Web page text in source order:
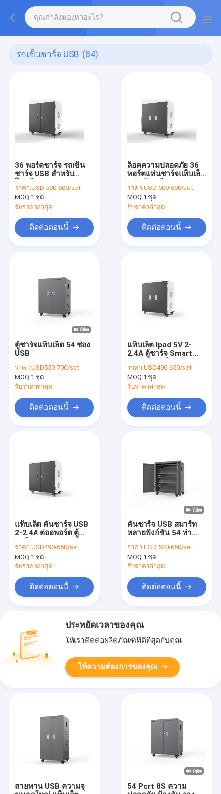
รถเข็นชาร์จ USB (84)
36 พอร์ตชาร์จ รถเข็น
ชาร์จ USB สำหรับ
ราคา:USD 500-600/set
MOQ:1 ชุด
รับราคาล่าสุด
ติดต่อตอนนี้
ล็อคความปลอดภัย 36
พอร์ตแท่นชาร์จแท็บเล็ต
ราคา:USD 500-600/set
MOQ:1 ชุด
รับราคาล่าสุด
ติดต่อตอนนี้
ตู้ชาร์จแท็บเล็ต 54 ช่อง
USB
ราคา:USD550-700/set
MOQ:1 ชุด
รับราคาล่าสุด
ติดต่อตอนนี้
แท็บเล็ต Ipad 5V 2-
2.4A ตู้ชาร์จ Smart
ราคา:USD490-650/set
MOQ:1 ชุด
รับราคาล่าสุด
ติดต่อตอนนี้
แท็บเล็ต คันชาร์จ USB
2-2.4A ต่ออพอร์ต ตู้
ราคา:USD490-650/set
MOQ:1 ชุด
รับราคาล่าสุด
ติดต่อตอนนี้
คันชาร์จ USB สมาร์ท
หลายฟังก์ชัน 54 ท่า
ราคา:USD 520-650/set
MOQ:1 ชุด
รับราคาล่าสุด
ติดต่อตอนนี้
ประหยัดเวลาของคุณ
ให้เราติดต่อผลิตภัณฑ์ที่ดีที่สุดกับคุณ
ให้ความต้องการของคุณ
สายพาน USB ความจุ
54 Port 8S ความ